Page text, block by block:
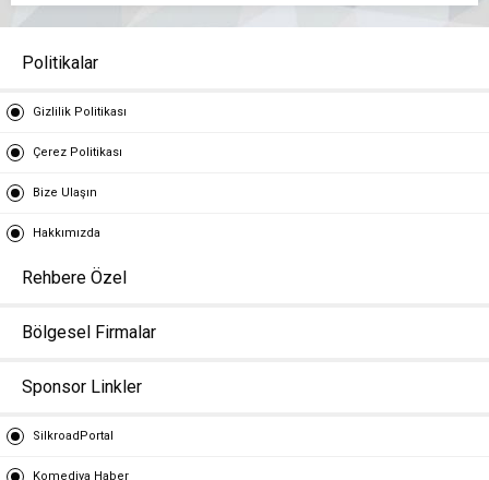
Politikalar
Gizlilik Politikası
Çerez Politikası
Bize Ulaşın
Hakkımızda
Rehbere Özel
Bölgesel Firmalar
Sponsor Linkler
SilkroadPortal
Komediya Haber